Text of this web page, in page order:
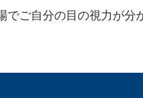
ご自分の目の視力が分